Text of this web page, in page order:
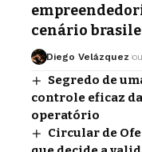
cenário
Diego Velázquez
Segredo de
controle eficaz
operatório
Circular de